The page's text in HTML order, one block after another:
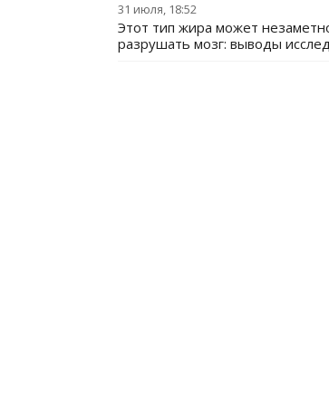
31 июля, 18:52
Этот тип жира может
разрушать мозг: выводы